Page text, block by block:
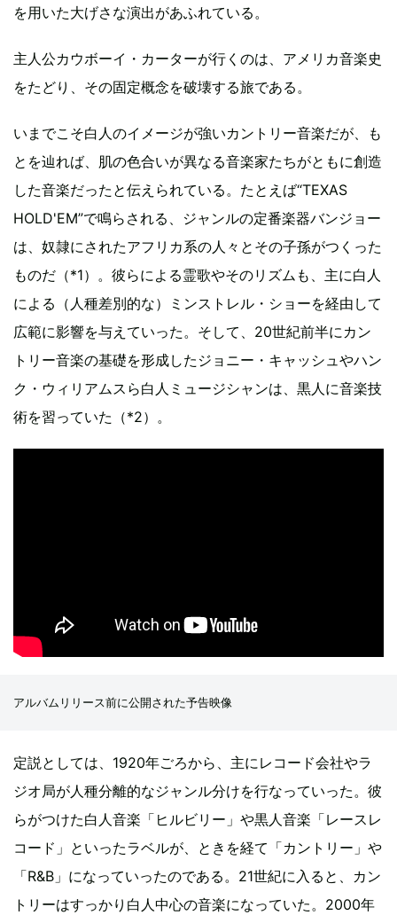
を用いた大げさな演出があふれている。
主人公カウボーイ・カーターが行くのは、アメリカ音楽史
をたどり、その固定概念を破壊する旅である。
いまでこそ白人のイメージが強いカントリー音楽だが、も
とを辿れば、肌の色合いが異なる音楽家たちがともに創造
した音楽だったと伝えられている。たとえば“TEXAS
HOLD'EM”で鳴らされる、ジャンルの定番楽器バンジョー
は、奴隷にされたアフリカ系の人々とその子孫がつくった
ものだ（*1）。彼らによる霊歌やそのリズムも、主に白人
による（人種差別的な）ミンストレル・ショーを経由して
広範に影響を与えていった。そして、20世紀前半にカン
トリー音楽の基礎を形成したジョニー・キャッシュやハン
ク・ウィリアムスら白人ミュージシャンは、黒人に音楽技
術を習っていた（*2）。
アルバムリリース前に公開された予告映像
定説としては、1920年ごろから、主にレコード会社やラ
ジオ局が人種分離的なジャンル分けを行なっていった。彼
らがつけた白人音楽「ヒルビリー」や黒人音楽「レースレ
コード」といったラベルが、ときを経て「カントリー」や
「R&B」になっていったのである。21世紀に入ると、カン
トリーはすっかり白人中心の音楽になっていた。2000年